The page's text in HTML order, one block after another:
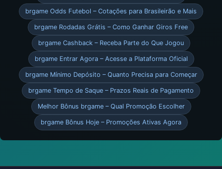
brgame Odds Futebol – Cotações para Brasileirão e Mais
brgame Rodadas Grátis – Como Ganhar Giros Free
brgame Cashback – Receba Parte do Que Jogou
brgame Entrar Agora – Acesse a Plataforma Oficial
brgame Mínimo Depósito – Quanto Precisa para Começar
brgame Tempo de Saque – Prazos Reais de Pagamento
Melhor Bônus brgame – Qual Promoção Escolher
brgame Bônus Hoje – Promoções Ativas Agora